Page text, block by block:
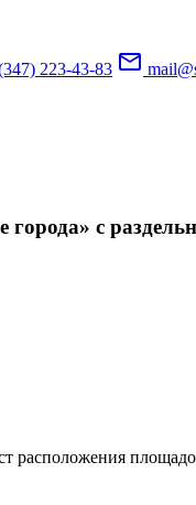
223-43-83 mail_outline
с
расположения